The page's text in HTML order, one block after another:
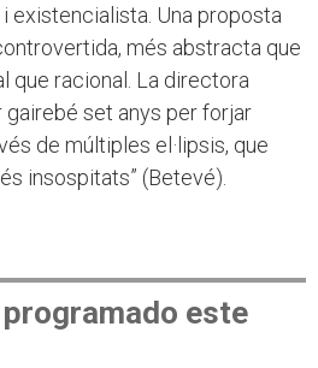
existencialista. Una proposta
més abstracta que
que racional. La directora
set anys per forjar
de múltiples el·lipsis, que
insospitats” (Betevé).
este